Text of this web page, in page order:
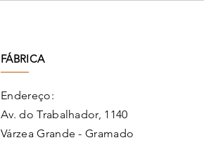
FÁBRICA
Endereço:
Av. do Trabalhador, 1140
Várzea Grande - Gramado